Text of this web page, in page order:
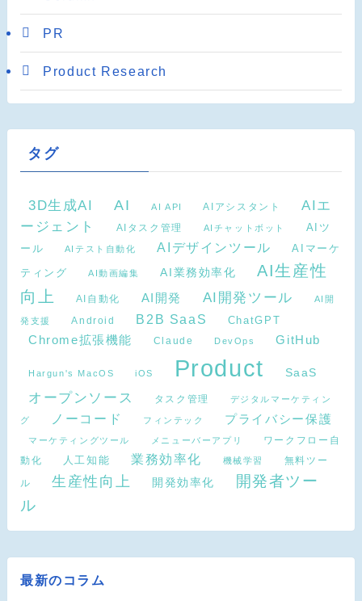
PR
Product Research
タグ
3D生成AI AI AI API AIアシスタント
AIエ
ージェント
AIタスク管理 AIチャットボット
AIツ
ール
AIテスト自動化 AIデザインツール
AIマーケ
ティング
AI動画編集 AI業務効率化
AI生産性
向上
AI自動化 AI開発 AI開発ツール AI開
発支援 Android B2B SaaS ChatGPT
Chrome拡張機能 Claude DevOps GitHub
Hargun's MacOS iOS Product SaaS
オープンソース タスク管理 デジタルマーケティン
グ ノーコード フィンテック プライバシー保護
マーケティングツール メニューバーアプリ
ワークフロー自
動化
人工知能 業務効率化 機械学習
無料ツー
ル
生産性向上 開発効率化
開発者ツー
ル
最新のコラム